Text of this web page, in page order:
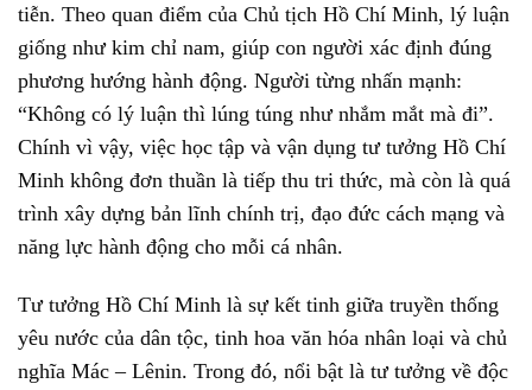
tiễn. Theo quan điểm của Chủ tịch Hồ Chí Minh, lý luận
giống như kim chỉ nam, giúp con người xác định đúng
phương hướng hành động. Người từng nhấn mạnh:
“Không có lý luận thì lúng túng như nhắm mắt mà đi”.
Chính vì vậy, việc học tập và vận dụng tư tưởng Hồ Chí
Minh không đơn thuần là tiếp thu tri thức, mà còn là quá
trình xây dựng bản lĩnh chính trị, đạo đức cách mạng và
năng lực hành động cho mỗi cá nhân.
Tư tưởng Hồ Chí Minh là sự kết tinh giữa truyền thống
yêu nước của dân tộc, tinh hoa văn hóa nhân loại và chủ
nghĩa Mác – Lênin. Trong đó, nổi bật là tư tưởng về độc